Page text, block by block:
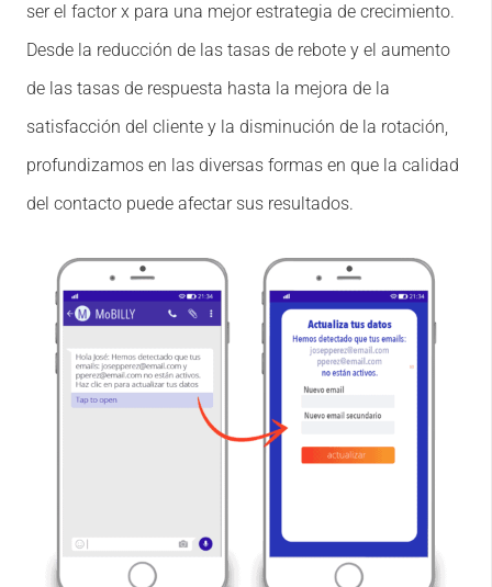
ser el factor x para una mejor estrategia de crecimiento.
Desde la reducción de las tasas de rebote y el aumento
de las tasas de respuesta hasta la mejora de la
satisfacción del cliente y la disminución de la rotación,
profundizamos en las diversas formas en que la calidad
del contacto puede afectar sus resultados.